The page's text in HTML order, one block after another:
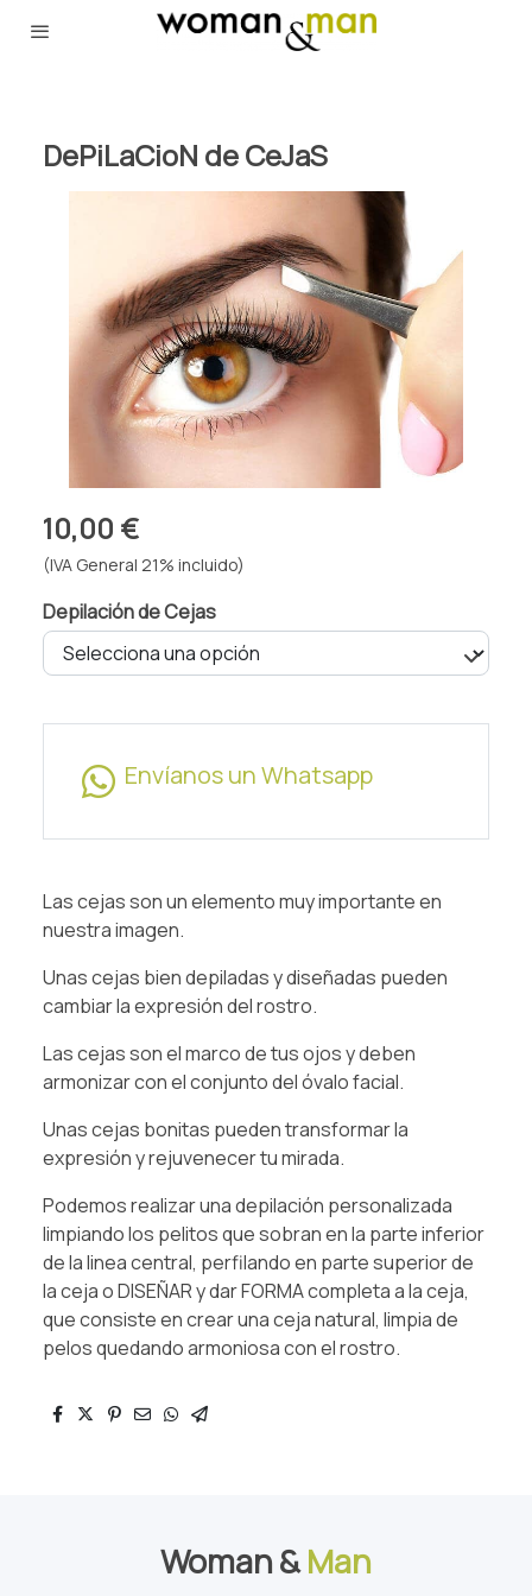
DePiLaCioN de CeJaS
10,00 €
(IVA General 21% incluido)
Depilación de Cejas
Envíanos un Whatsapp
Las cejas son un elemento muy importante en
nuestra imagen.
Unas cejas bien depiladas y diseñadas pueden
cambiar la expresión del rostro.
Las cejas son el marco de tus ojos y deben
armonizar con el conjunto del óvalo facial.
Unas cejas bonitas pueden transformar la
expresión y rejuvenecer tu mirada.
Podemos realizar una depilación personalizada
limpiando los pelitos que sobran en la parte inferior
de la linea central, perfilando en parte superior de
la ceja o DISEÑAR y dar FORMA completa a la ceja,
que consiste en crear una ceja natural, limpia de
pelos quedando armoniosa con el rostro.
Woman &Man